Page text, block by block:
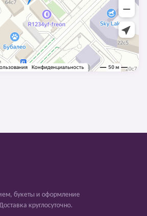
букеты и оформление
круглосуточно.